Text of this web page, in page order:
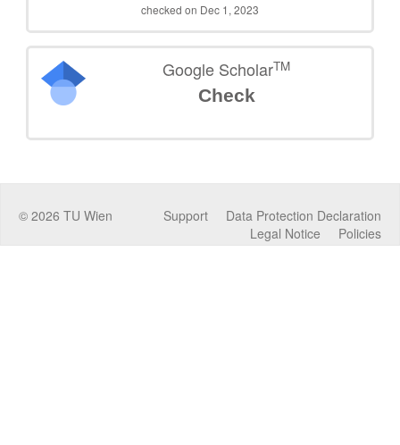
checked on Dec 1, 2023
Google ScholarTM
Check
© 2026 TU Wien Data Protection Declaration
Support
Policies
Legal Notice